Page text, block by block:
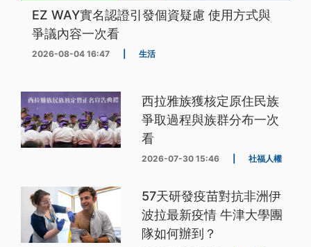
EZ WAY實名認證引發個資疑慮 使用方式與
爭議內容一次看
2026-08-04 16:47 生活
西拉雅族獲核定原住民族
爭取過程與族群分布一次
看
2026-07-30 15:46 社福人權
57天研發疫苗對抗非洲伊
波拉最新疫情 牛津大學團
隊如何辦到？